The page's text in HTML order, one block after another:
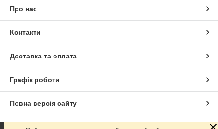
Про нас
Контакти
Доставка та оплата
Графік роботи
Повна версія сайту
Сайт створено на маркетплейсі Prom.ua